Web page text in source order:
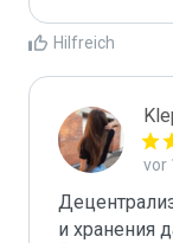
Hilfreich
vor
и хранения